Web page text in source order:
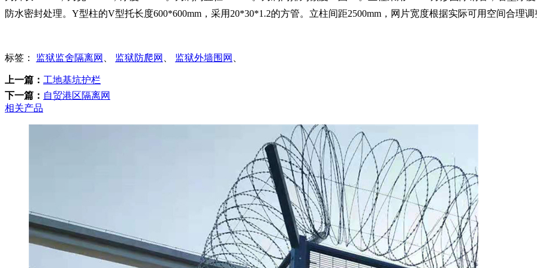
防水密封处理。Y型柱的V型托长度600*600mm，采用20*30*1.2的方管。立柱间距2500mm，网片宽度根据实际可用空间合理调
标签： 监狱监舍隔离网 监狱防爬网 监狱外墙围网
上一篇： 工地基坑护栏
下一篇： 自贸港区隔离网
相关产品